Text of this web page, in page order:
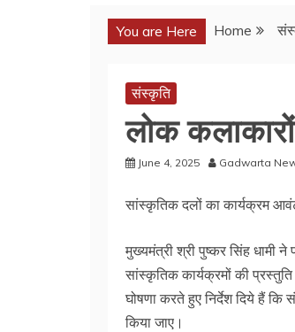
You are Here Home
संस्कृति
लोक कलाकारों
June 4, 2025 Gadwarta
सांस्कृतिक दलों का कार्यक्रम
मुख्यमंत्री श्री पुष्कर सिंह
सांस्कृतिक कार्यक्रमों की प्रस्तुति
घोषणा करते हुए निर्देश दिये हैं
किया जाए।